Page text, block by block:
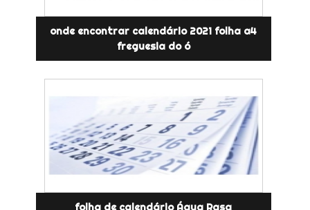
onde encontrar calendário 2021 folha a4
freguesia do ó
folha de calendário Água Rasa